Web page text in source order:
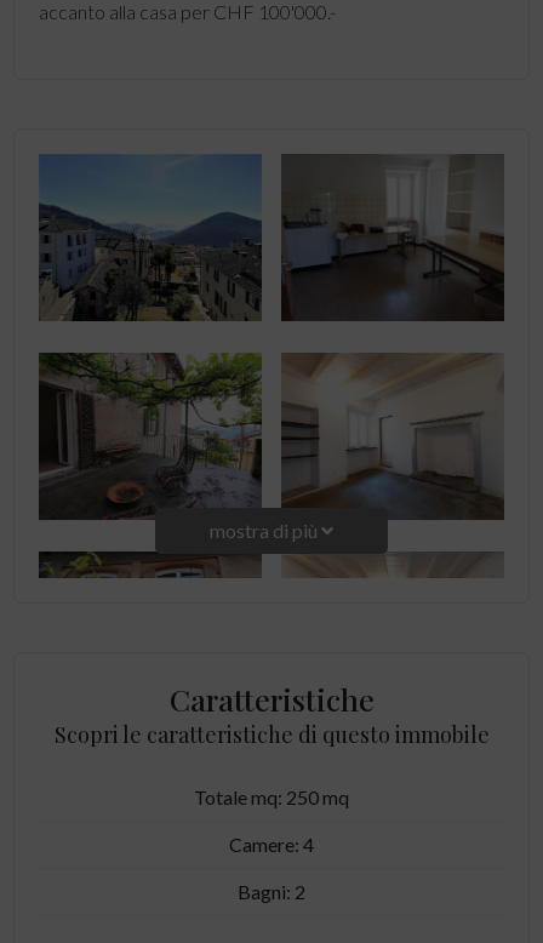
accanto alla casa per CHF 100'000.-
mostra di più
Caratteristiche
Scopri le caratteristiche di questo immobile
Totale mq: 250 mq
Camere: 4
Bagni: 2